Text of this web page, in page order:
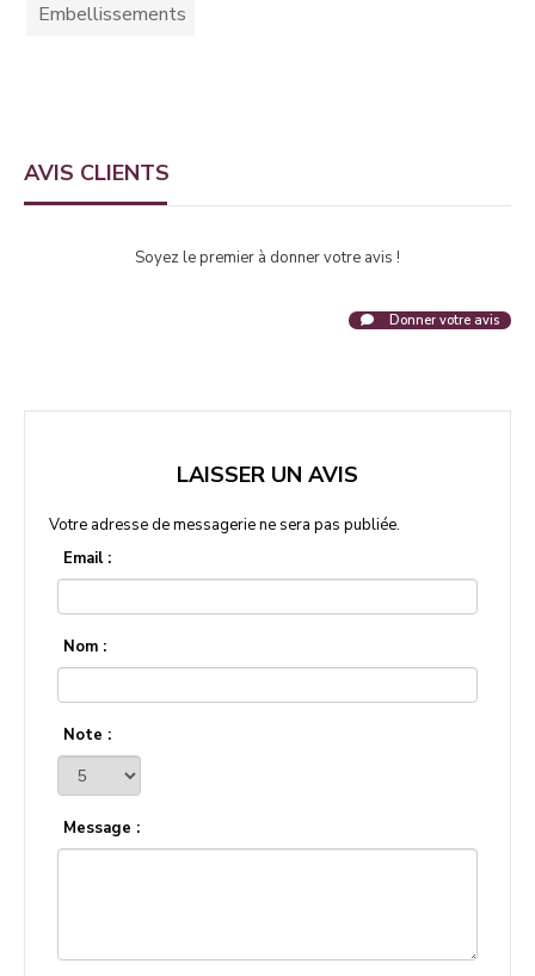
Embellissements
AVIS CLIENTS
Soyez le premier à donner votre avis !
Donner votre avis
LAISSER UN AVIS
Votre adresse de messagerie ne sera pas publiée.
Email :
Nom :
Note :
Message :